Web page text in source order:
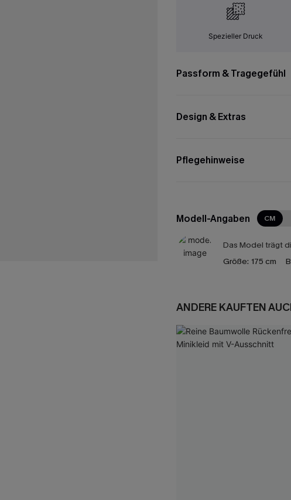
Spezieller Druck
Passform & Tragegefühl
Design & Extras
Pflegehinweise
Modell-Angaben CM
Das Model trägt
Größe: 175 cm
ANDERE KAUFTEN